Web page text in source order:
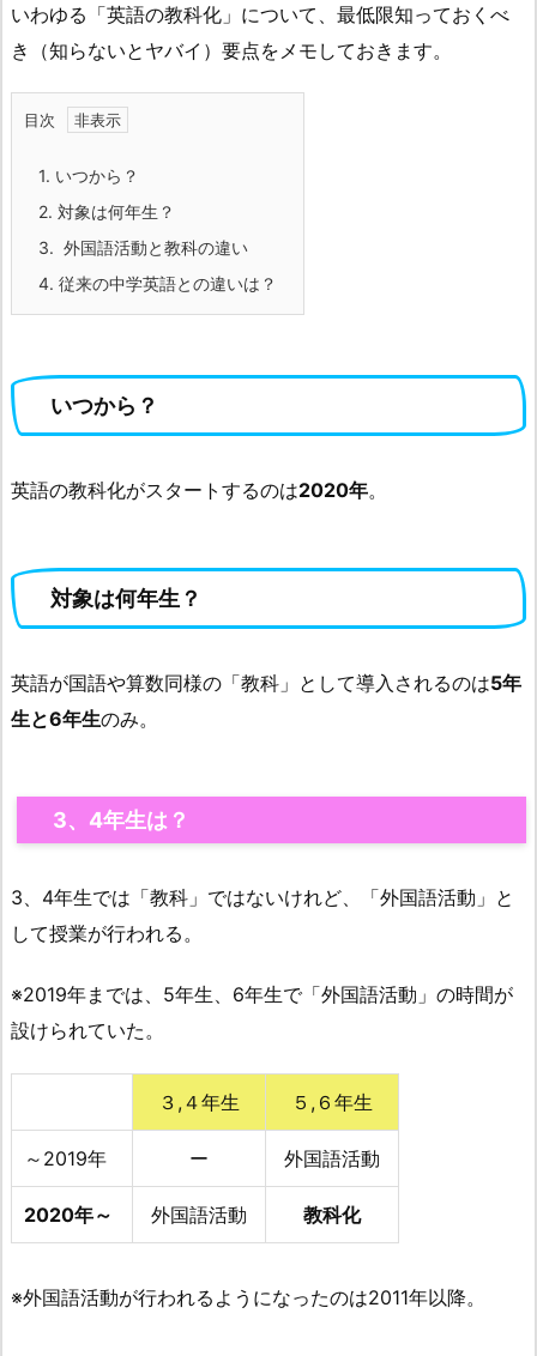
いわゆる「英語の教科化」について、最低限知っておくべ
き（知らないとヤバイ）要点をメモしておきます。
目次
1. いつから？
2. 対象は何年生？
3. 外国語活動と教科の違い
4. 従来の中学英語との違いは？
いつから？
英語の教科化がスタートするのは2020年。
対象は何年生？
英語が国語や算数同様の「教科」として導入されるのは5年
生と6年生のみ。
3、4年生は？
3、4年生では「教科」ではないけれど、「外国語活動」と
して授業が行われる。
※2019年までは、5年生、6年生で「外国語活動」の時間が
設けられていた。
３,４年生 ５,６年生
～2019年 ー 外国語活動
2020年～ 外国語活動 教科化
※外国語活動が行われるようになったのは2011年以降。